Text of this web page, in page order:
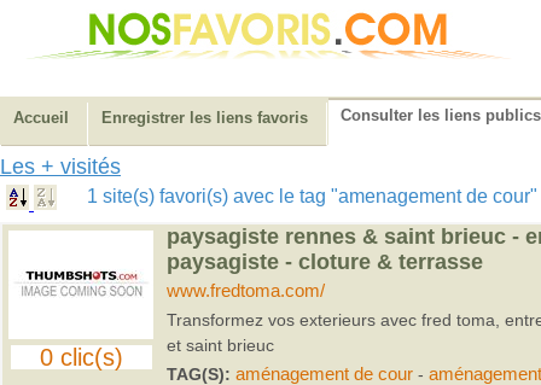
Accueil Enregistrer les liens favoris Consulter les liens publics
Les + visités
1 site(s) favori(s) avec le tag "amenagement de
0 clic(s)
paysagiste rennes & saint brieuc -
paysagiste - cloture & terrasse
www.fredtoma.com/
Transformez vos exterieurs avec fred toma,
et saint brieuc
TAG(S): aménagement de cour-